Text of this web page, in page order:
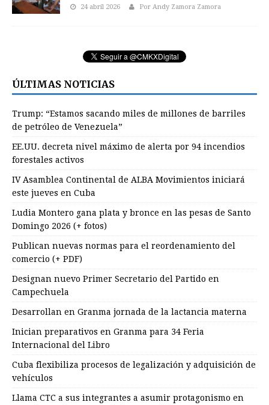
24 abril 2026 Por Andy Zamora Zamora
ÚLTIMAS NOTICIAS
Trump: “Estamos sacando miles de millones de barriles
de petróleo de Venezuela”
EE.UU. decreta nivel máximo de alerta por 94 incendios
forestales activos
IV Asamblea Continental de ALBA Movimientos iniciará
este jueves en Cuba
Ludia Montero gana plata y bronce en las pesas de Santo
Domingo 2026 (+ fotos)
Publican nuevas normas para el reordenamiento del
comercio (+ PDF)
Designan nuevo Primer Secretario del Partido en
Campechuela
Desarrollan en Granma jornada de la lactancia materna
Inician preparativos en Granma para 34 Feria
Internacional del Libro
Cuba flexibiliza procesos de legalización y adquisición de
vehículos
Llama CTC a sus integrantes a asumir protagonismo en